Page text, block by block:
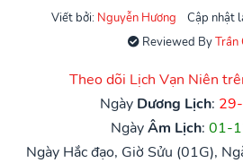
Viết bởi: Nguyễn Hương
Cập nhật
Reviewed ByTrần
Theo dõi Lịch Vạn Niên
Ngày Dương Lịch:
NgàyÂm Lịch: 01-
Ngày Hắc đạo, Giờ Sửu (01G),